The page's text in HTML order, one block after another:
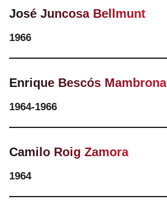
José Juncosa Bellmunt
1966
Enrique Bescós Mambrona
1964-1966
Camilo Roig Zamora
1964